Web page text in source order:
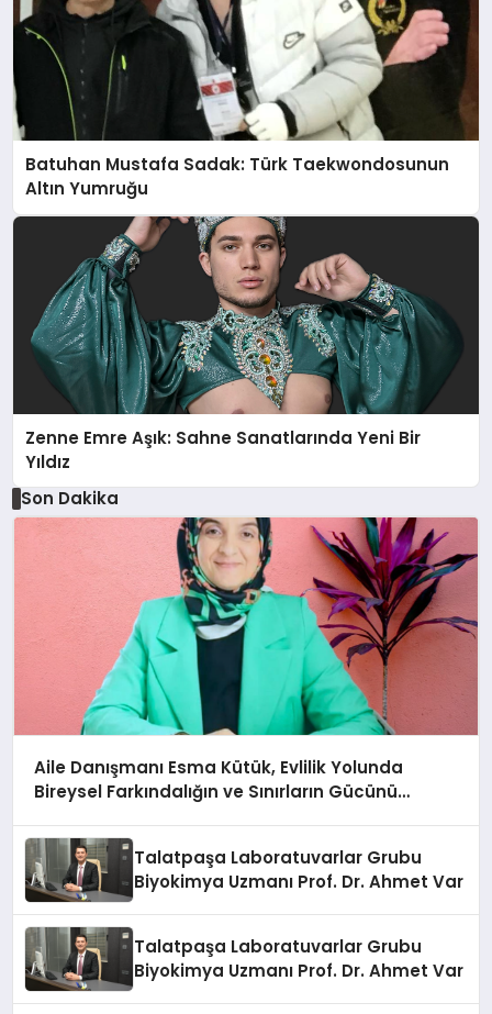
Batuhan Mustafa Sadak: Türk Taekwondosunun
Altın Yumruğu
Zenne Emre Aşık: Sahne Sanatlarında Yeni Bir
Yıldız
Son Dakika
Aile Danışmanı Esma Kütük, Evlilik Yolunda
Bireysel Farkındalığın ve Sınırların Gücünü
Talatpaşa Laboratuvarlar Grubu
Biyokimya Uzmanı Prof. Dr. Ahmet Var
Talatpaşa Laboratuvarlar Grubu
Biyokimya Uzmanı Prof. Dr. Ahmet Var